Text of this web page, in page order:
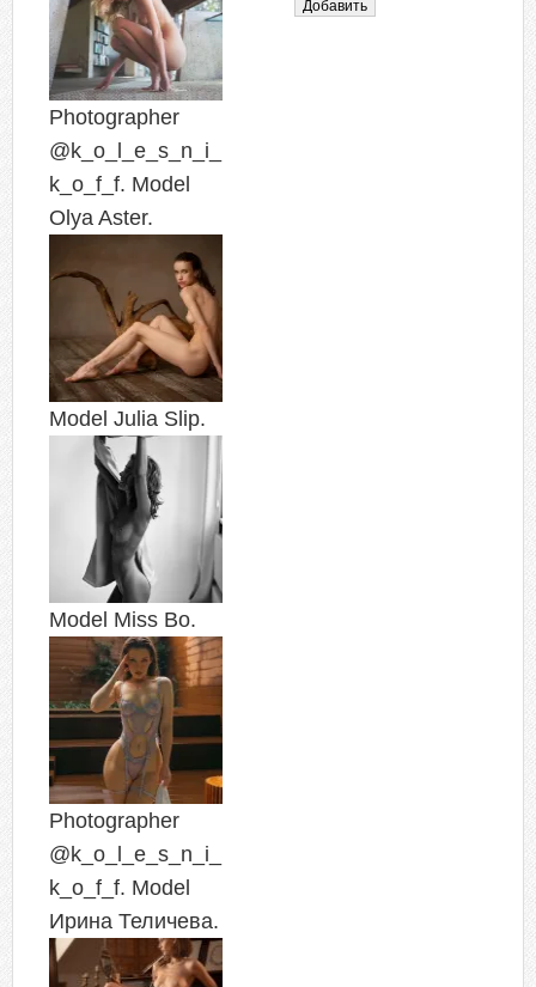
Photographer
@k_o_l_e_s_n_i_
k_o_f_f. Model
Olya Aster.
Model Julia Slip.
Model Miss Bo.
Photographer
@k_o_l_e_s_n_i_
k_o_f_f. Model
Ирина Теличева.